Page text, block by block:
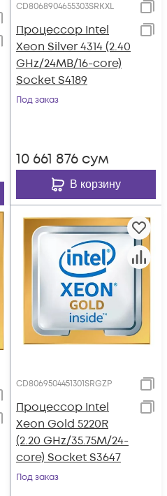
CD8068904655303SRKXL
Процессор Intel
Xeon Silver 4314 (2.40
GHz/24MB/16-core)
Socket S4189
Под заказ
10 661 876 сум
В корзину
CD8069504451301SRGZP
Процессор Intel
Xeon Gold 5220R
(2.20 GHz/35.75M/24-
core) Socket S3647
Под заказ